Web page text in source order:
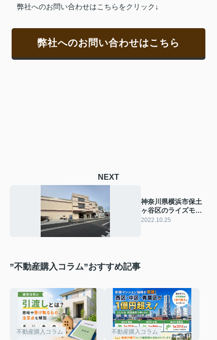
弊社へのお問い合わせはこちらをクリック↓
弊社へのお問い合わせはこちら
NEXT
神奈川県横浜市保土
ヶ谷区のライズモー
ル常盤台と食品館あ
2022.10.25
”不動産購入コラム”おすすめ記事
不動産購入コラム 不動産購入コラム